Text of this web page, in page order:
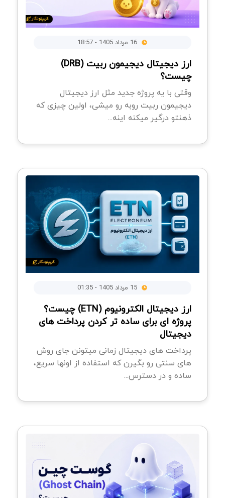
ارز دیجیتال دیجیمون ربیت (DRB)
چیست؟
وقتی با یه پروژه جدید مثل ارز دیجیتال
دیجیمون ربیت روبه رو میشی، اولین چیزی که
ذهنتو درگیر میکنه اینه...
ارز دیجیتال الکترونیوم (ETN) چیست؟
پروژه ای برای ساده تر کردن پرداخت های
دیجیتال
پرداخت های دیجیتال زمانی میتونن جای روش
های سنتی رو بگیرن که استفاده از اونها سریع،
ساده و در دسترس...